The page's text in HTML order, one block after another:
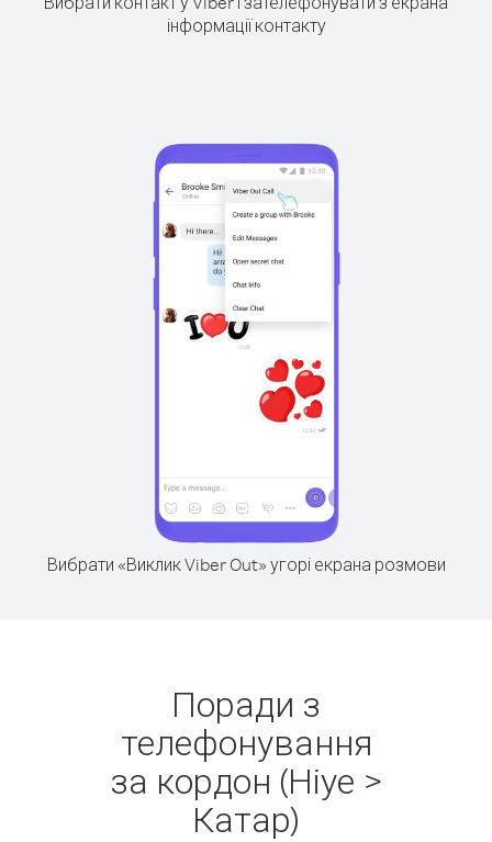
інформації контакту
Вибрати «Виклик Viber Out» угорі екрана розмови
Поради з
телефонування
за кордон (Ніуе >
Катар)